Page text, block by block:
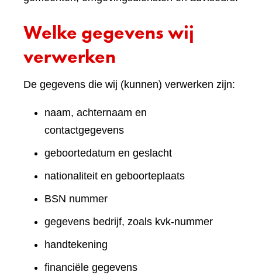
Welke gegevens wij
verwerken
De gegevens die wij (kunnen) verwerken zijn:
naam, achternaam en
contactgegevens
geboortedatum en geslacht
nationaliteit en geboorteplaats
BSN nummer
gegevens bedrijf, zoals kvk-nummer
handtekening
financiële gegevens